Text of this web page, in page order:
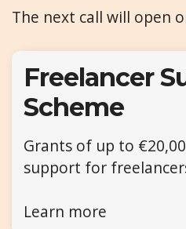
The next call will open
Freelancer
Scheme
Grants of up to
support for
Learn more